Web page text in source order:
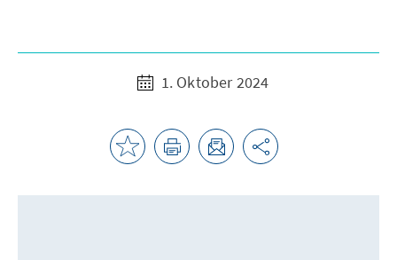
1. Oktober 2024